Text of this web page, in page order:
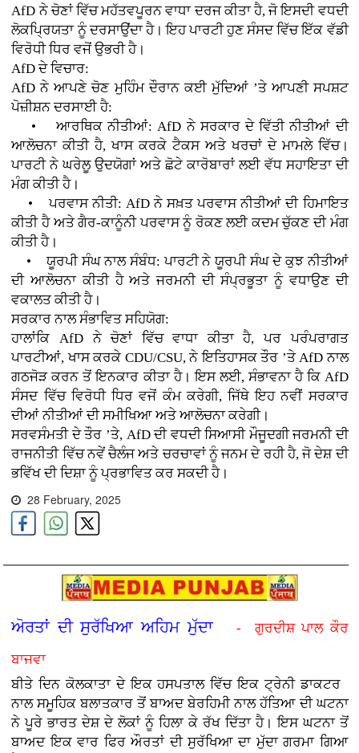
AfD ਨੇ ਚੋਣਾਂ ਵਿੱਚ ਮਹੱਤਵਪੂਰਨ ਵਾਧਾ ਦਰਜ ਕੀਤਾ ਹੈ, ਜੋ ਇਸਦੀ ਵਧਦੀ
ਲੋਕਪ੍ਰਿਯਤਾ ਨੂੰ ਦਰਸਾਉਂਦਾ ਹੈ। ਇਹ ਪਾਰਟੀ ਹੁਣ ਸੰਸਦ ਵਿੱਚ ਇੱਕ ਵੱਡੀ
ਵਿਰੋਧੀ ਧਿਰ ਵਜੋਂ ਉਭਰੀ ਹੈ।
AfD ਦੇ ਵਿਚਾਰ:
AfD ਨੇ ਆਪਣੇ ਚੋਣ ਮੁਹਿੰਮ ਦੌਰਾਨ ਕਈ ਮੁੱਦਿਆਂ ’ਤੇ ਆਪਣੀ ਸਪਸ਼ਟ
ਪੋਜ਼ੀਸ਼ਨ ਦਰਸਾਈ ਹੈ:
• ਆਰਥਿਕ ਨੀਤੀਆਂ: AfD ਨੇ ਸਰਕਾਰ ਦੇ ਵਿੱਤੀ ਨੀਤੀਆਂ ਦੀ
ਆਲੋਚਨਾ ਕੀਤੀ ਹੈ, ਖਾਸ ਕਰਕੇ ਟੈਕਸ ਅਤੇ ਖਰਚਾਂ ਦੇ ਮਾਮਲੇ ਵਿੱਚ।
ਪਾਰਟੀ ਨੇ ਘਰੇਲੂ ਉਦਯੋਗਾਂ ਅਤੇ ਛੋਟੇ ਕਾਰੋਬਾਰਾਂ ਲਈ ਵੱਧ ਸਹਾਇਤਾ ਦੀ
ਮੰਗ ਕੀਤੀ ਹੈ।
• ਪਰਵਾਸ ਨੀਤੀ: AfD ਨੇ ਸਖ਼ਤ ਪਰਵਾਸ ਨੀਤੀਆਂ ਦੀ ਹਿਮਾਇਤ
ਕੀਤੀ ਹੈ ਅਤੇ ਗੈਰ-ਕਾਨੂੰਨੀ ਪਰਵਾਸ ਨੂੰ ਰੋਕਣ ਲਈ ਕਦਮ ਚੁੱਕਣ ਦੀ ਮੰਗ
ਕੀਤੀ ਹੈ।
• ਯੂਰਪੀ ਸੰਘ ਨਾਲ ਸੰਬੰਧ: ਪਾਰਟੀ ਨੇ ਯੂਰਪੀ ਸੰਘ ਦੇ ਕੁਝ ਨੀਤੀਆਂ
ਦੀ ਆਲੋਚਨਾ ਕੀਤੀ ਹੈ ਅਤੇ ਜਰਮਨੀ ਦੀ ਸੰਪ੍ਰਭੂਤਾ ਨੂੰ ਵਧਾਉਣ ਦੀ
ਵਕਾਲਤ ਕੀਤੀ ਹੈ।
ਸਰਕਾਰ ਨਾਲ ਸੰਭਾਵਿਤ ਸਹਿਯੋਗ:
ਹਾਲਾਂਕਿ AfD ਨੇ ਚੋਣਾਂ ਵਿੱਚ ਵਾਧਾ ਕੀਤਾ ਹੈ, ਪਰ ਪਰੰਪਰਾਗਤ
ਪਾਰਟੀਆਂ, ਖਾਸ ਕਰਕੇ CDU/CSU, ਨੇ ਇਤਿਹਾਸਕ ਤੌਰ ’ਤੇ AfD ਨਾਲ
ਗਠਜੋੜ ਕਰਨ ਤੋਂ ਇਨਕਾਰ ਕੀਤਾ ਹੈ। ਇਸ ਲਈ, ਸੰਭਾਵਨਾ ਹੈ ਕਿ AfD
ਸੰਸਦ ਵਿੱਚ ਵਿਰੋਧੀ ਧਿਰ ਵਜੋਂ ਕੰਮ ਕਰੇਗੀ, ਜਿੱਥੇ ਇਹ ਨਵੀਂ ਸਰਕਾਰ
ਦੀਆਂ ਨੀਤੀਆਂ ਦੀ ਸਮੀਖਿਆ ਅਤੇ ਆਲੋਚਨਾ ਕਰੇਗੀ।
ਸਰਵਸੰਮਤੀ ਦੇ ਤੌਰ ’ਤੇ, AfD ਦੀ ਵਧਦੀ ਸਿਆਸੀ ਮੌਜੂਦਗੀ ਜਰਮਨੀ ਦੀ
ਰਾਜਨੀਤੀ ਵਿੱਚ ਨਵੇਂ ਚੈਲੰਜ ਅਤੇ ਚਰਚਾਵਾਂ ਨੂੰ ਜਨਮ ਦੇ ਰਹੀ ਹੈ, ਜੋ ਦੇਸ਼ ਦੀ
ਭਵਿੱਖ ਦੀ ਦਿਸ਼ਾ ਨੂੰ ਪ੍ਰਭਾਵਿਤ ਕਰ ਸਕਦੀ ਹੈ।
28 February, 2025
ਅੋਰਤਾਂ ਦੀ ਸੁਰੱਖਿਆ ਅਹਿਮ ਮੁੱਦਾ - ਗੁਰਦੀਸ਼ ਪਾਲ ਕੌਰ
ਬਾਜਵਾ
ਬੀਤੇ ਦਿਨ ਕੋਲਕਾਤਾ ਦੇ ਇਕ ਹਸਪਤਾਲ ਵਿੱਚ ਇਕ ਟ੍ਰੇਨੀ ਡਾਕਟਰ
ਨਾਲ ਸਮੂਹਿਕ ਬਲਾਤਕਾਰ ਤੋਂ ਬਾਅਦ ਬੇਰਹਿਮੀ ਨਾਲ ਹੱਤਿਆ ਦੀ ਘਟਨਾ
ਨੇ ਪੂਰੇ ਭਾਰਤ ਦੇਸ਼ ਦੇ ਲੋਕਾਂ ਨੂੰ ਹਿਲਾ ਕੇ ਰੱਖ ਦਿੱਤਾ ਹੈ। ਇਸ ਘਟਨਾ ਤੋਂ
ਬਾਅਦ ਇਕ ਵਾਰ ਫਿਰ ਔਰਤਾਂ ਦੀ ਸੁਰੱਖਿਆ ਦਾ ਮੁੱਦਾ ਗਰਮਾ ਗਿਆ